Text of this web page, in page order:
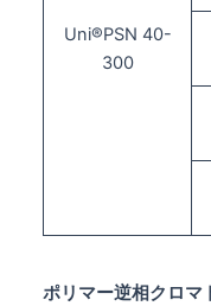
Uni®PSN 40-
300
ポリマー逆相クロマ